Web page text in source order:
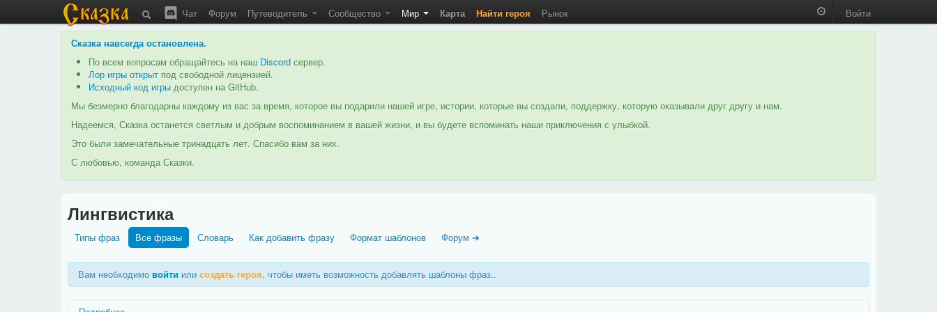
Чат Форум Путеводитель Сообщество Мир Карта Найти героя Рынок Войти
Сказка навсегда остановлена.
По всем вопросам обращайтесь на наш Discord сервер.
Лор игры открыт под свободной лицензией.
Исходный код игры доступен на GitHub.
Мы безмерно благодарны каждому из вас за время, которое вы подарили нашей игре, истории, которые вы создали, поддержку, которую оказывали друг другу и нам.
Надеемся, Сказка останется светлым и добрым воспоминанием в вашей жизни, и вы будете вспоминать наши приключения с улыбкой.
Это были замечательные тринадцать лет. Спасибо вам за них.
С любовью, команда Сказки.
Лингвистика
Типы фраз Все фразы Словарь Как добавить фразу Формат шаблонов Форум ➔
Вам необходимо войти или создать героя, чтобы иметь возможность добавлять шаблоны фраз..